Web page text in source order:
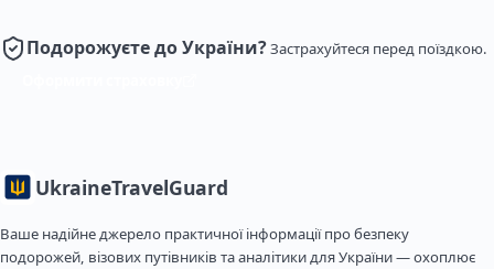
Подорожуєте до України?Застрахуйтеся перед поїздкою.
UkraineTravelGuard
Ваше надійне джерело практичної інформації про безпеку
подорожей, візових путівників та аналітики для України — охоплює